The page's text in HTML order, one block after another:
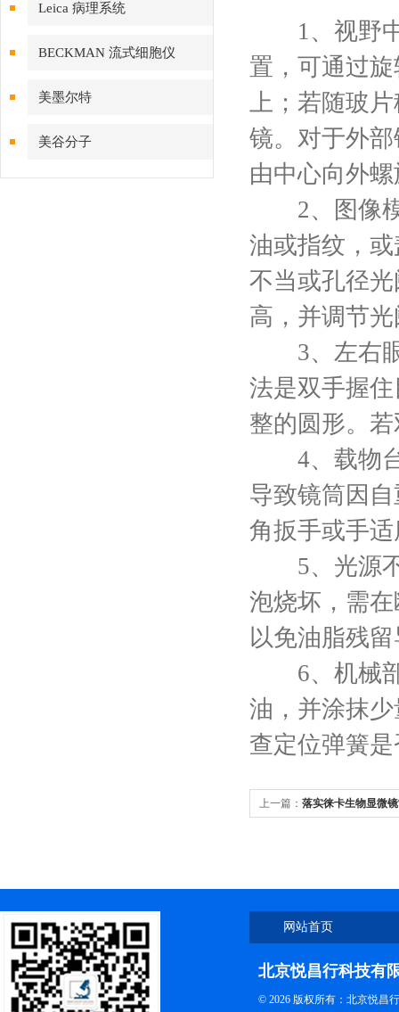
Leica 病理系统
BECKMAN 流式细胞仪
美墨尔特
美谷分子
1、视野中
置，可通过
上；若随玻
镜。对于外
由中心向外
2、图像模
油或指纹，
不当或孔径
高，并调节
3、左右眼
法是双手握
整的圆形。
4、载物台
导致镜筒因
角扳手或手
5、光源不
泡烧坏，需
以免油脂残
6、机械部
油，并涂抹
查定位弹簧
上一篇： 落实徕卡生物显微
网站首页
北京悦昌行科技有
© 2026 版权所有：北京悦昌